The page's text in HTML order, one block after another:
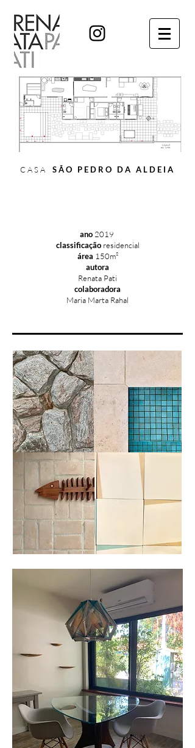
C A S A S Ã O P E D R O D A A L D E I A
ano 2019
classificação residencial
área 150m²
autora
Renata Pati
colaboradora
Maria Marta Rahal